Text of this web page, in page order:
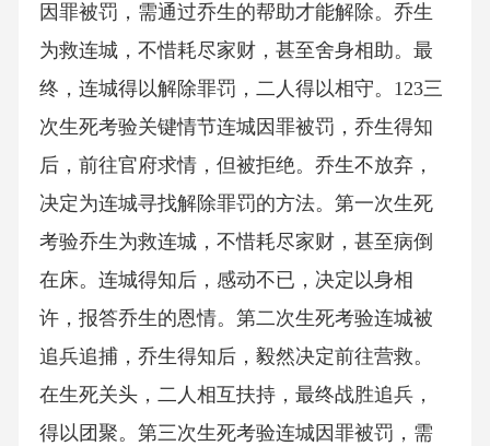
因罪被罚，需通过乔生的帮助才能解除。乔生
为救连城，不惜耗尽家财，甚至舍身相助。最
终，连城得以解除罪罚，二人得以相守。123三
次生死考验关键情节连城因罪被罚，乔生得知
后，前往官府求情，但被拒绝。乔生不放弃，
决定为连城寻找解除罪罚的方法。第一次生死
考验乔生为救连城，不惜耗尽家财，甚至病倒
在床。连城得知后，感动不已，决定以身相
许，报答乔生的恩情。第二次生死考验连城被
追兵追捕，乔生得知后，毅然决定前往营救。
在生死关头，二人相互扶持，最终战胜追兵，
得以团聚。第三次生死考验连城因罪被罚，需